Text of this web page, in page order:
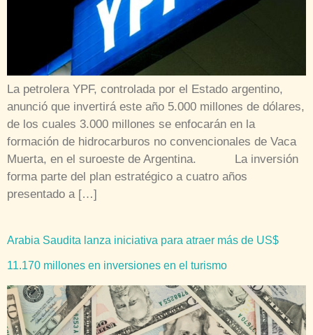
La petrolera YPF, controlada por el Estado argentino,
anunció que invertirá este año 5.000 millones de dólares,
de los cuales 3.000 millones se enfocarán en la
formación de hidrocarburos no convencionales de Vaca
Muerta, en el suroeste de Argentina. La inversión
forma parte del plan estratégico a cuatro años
presentado a […]
Arabia Saudita lanza iniciativa para atraer más de US$
11.170 millones en inversiones en el turismo